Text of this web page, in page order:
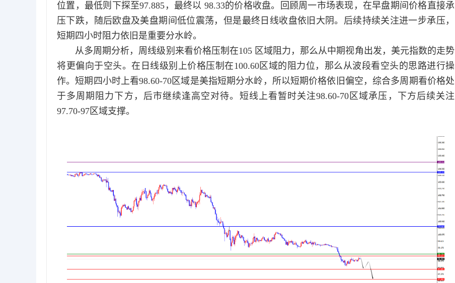
位置，最低则下探至97.885，最终以 98.33的价格收盘。回顾周一市场表现，在早盘期间价格直接承
压下跌，随后欧盘及美盘期间低位震荡，但是最终日线收盘依旧大阴。后续持续关注进一步承压，
短期四小时阻力依旧是重要分水岭。
从多周期分析，周线级别来看价格压制在105 区域阻力，那么从中期视角出发，美元指数的走势
将更偏向于空头。在日线级别上价格压制在100.60区域的阻力位，那么从波段看空头的思路进行操
作。短期四小时上看98.60-70区域是美指短期分水岭，所以短期价格依旧偏空，综合多周期看价格处
于多周期阻力下方，后市继续逢高空对待。短线上看暂时关注98.60-70区域承压，下方后续关注
97.70-97区域支撑。